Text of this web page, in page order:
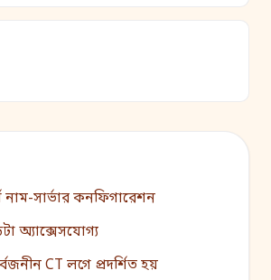
নাম-সার্ভার কনফিগারেশন
অ্যাক্সেসযোগ্য
CT লগে প্রদর্শিত হয়